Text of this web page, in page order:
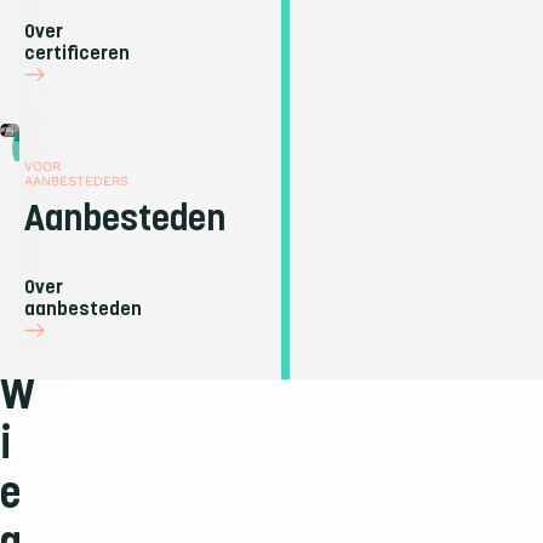
Over
certificeren
Over aanbesteden
VOOR
AANBESTEDERS
Aanbesteden
Over
aanbesteden
W
i
e